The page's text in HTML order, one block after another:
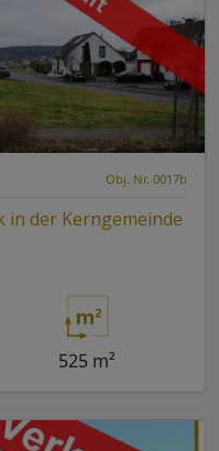
Obj. Nr. 0017b
in der Kerngemeinde
525 m²